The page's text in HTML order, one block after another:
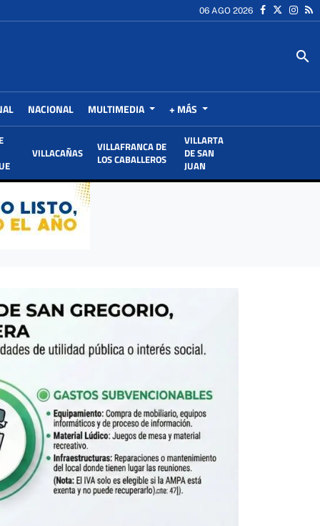
06 AGO 2026
search
NACIONAL MULTIMEDIA + MÁS
VILLACAÑAS
VILLAFRANCA DE
LOS CABALLEROS
VILLARTA
DE SAN
JUAN